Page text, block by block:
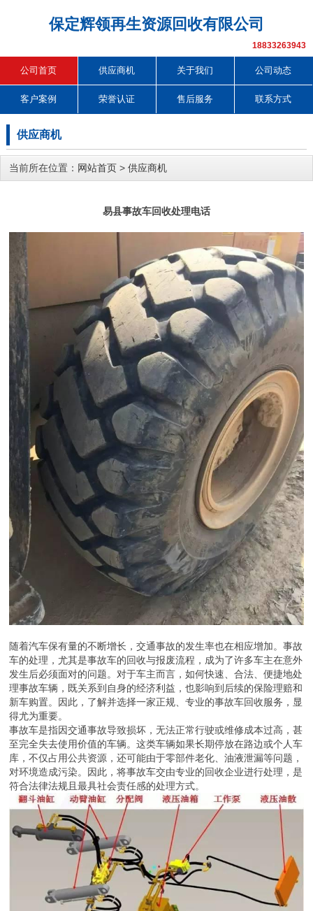
保定辉领再生资源回收有限公司
18833263943
公司首页 供应商机 关于我们 公司动态
客户案例 荣誉认证 售后服务 联系方式
供应商机
当前所在位置： 网站首页 > 供应商机
易县事故车回收处理电话
随着汽车保有量的不断增长，交通事故的发生率也在相应增加。事故
车的处理，尤其是事故车的回收与报废流程，成为了许多车主在意外
发生后必须面对的问题。对于车主而言，如何快速、合法、便捷地处
理事故车辆，既关系到自身的经济利益，也影响到后续的保险理赔和
新车购置。因此，了解并选择一家正规、专业的事故车回收服务，显
得尤为重要。
事故车是指因交通事故导致损坏，无法正常行驶或维修成本过高，甚
至完全失去使用价值的车辆。这类车辆如果长期停放在路边或个人车
库，不仅占用公共资源，还可能由于零部件老化、油液泄漏等问题，
对环境造成污染。因此，将事故车交由专业的回收企业进行处理，是
符合法律法规且最具社会责任感的处理方式。